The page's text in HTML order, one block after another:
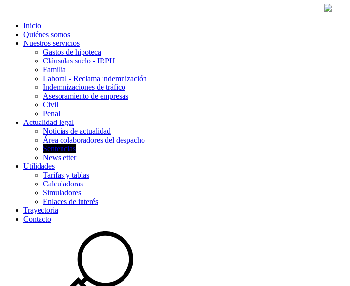
Inicio
Quiénes somos
Nuestros servicios
Gastos de hipoteca
Cláusulas suelo - IRPH
Familia
Laboral - Reclama indemnización
Indemnizaciones de tráfico
Asesoramiento de empresas
Civil
Penal
Actualidad legal
Noticias de actualidad
Área colaboradores del despacho
Sentencias
Newsletter
Utilidades
Tarifas y tablas
Calculadoras
Simuladores
Enlaces de interés
Trayectoria
Contacto